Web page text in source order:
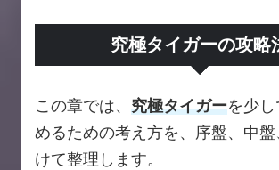
究極タイガーの攻略
この章では、 究極タイガーを少
めるための考え方を、序盤、中
けて整理します。